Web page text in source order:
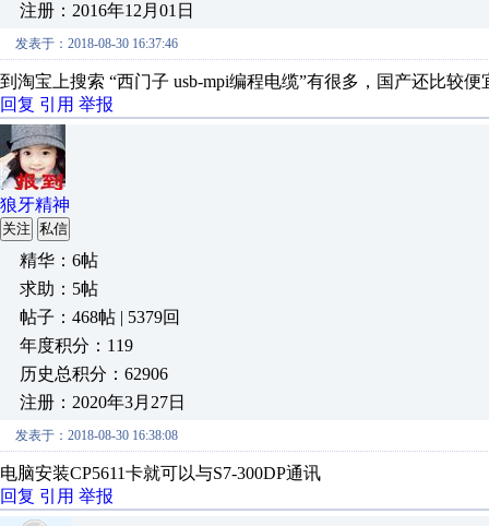
注册：2016年12月01日
发表于：2018-08-30 16:37:46
到淘宝上搜索 “西门子 usb-mpi编程电缆”有很多，国产还比较便
回复 引用 举报
狼牙精神
关注 私信
精华：6帖
求助：5帖
帖子：468帖 | 5379回
年度积分：119
历史总积分：62906
注册：2020年3月27日
发表于：2018-08-30 16:38:08
电脑安装CP5611卡就可以与S7-300DP通讯
回复 引用 举报